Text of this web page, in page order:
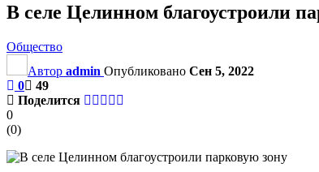
В селе Целинном благоустроили
Общество
Автор admin Опубликовано Сен 5, 2022
0
49
Поделится
0
(0)